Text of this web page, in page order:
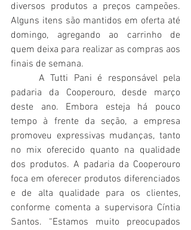
diversos produtos a preços campeões.
Alguns itens são mantidos em oferta até
domingo, agregando ao carrinho de
quem deixa para realizar as compras aos
finais de semana.
padaria da Cooperouro, desde março
deste ano. Embora esteja há pouco
tempo à frente da seção, a empresa
promoveu expressivas mudanças, tanto
no mix oferecido quanto na qualidade
dos produtos. A padaria da Cooperouro
foca em oferecer produtos diferenciados
e de alta qualidade para os clientes,
conforme comenta a supervisora Cíntia
Santos. “Estamos muito preocupados